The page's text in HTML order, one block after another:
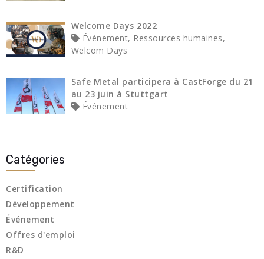
Welcome Days 2022
Événement, Ressources humaines,
Welcom Days
Safe Metal participera à CastForge du 21
au 23 juin à Stuttgart
Événement
Catégories
Certification
Développement
Événement
Offres d'emploi
R&D